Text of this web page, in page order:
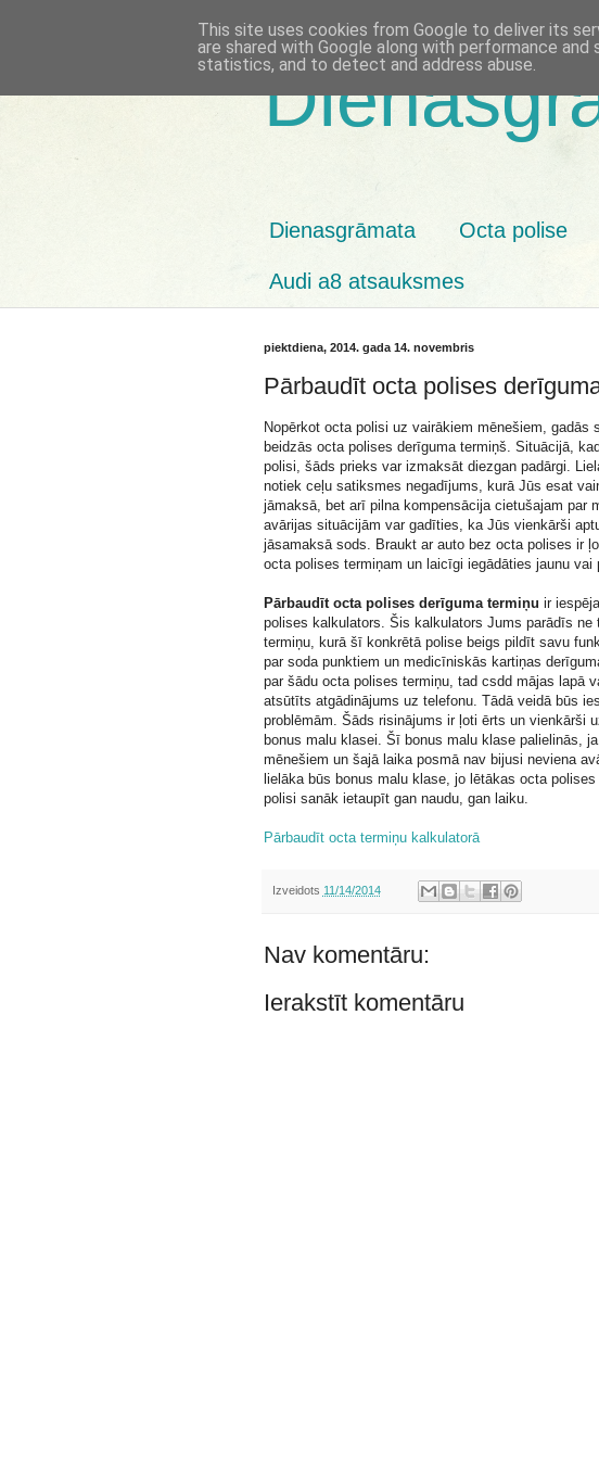
Dienasgrāmata Octa polise
Audi a8 atsauksmes
piektdiena, 2014. gada 14. novembris
Pārbaudīt octa polises
Nopērkot octa polisi uz vairākiem mēnešiem,
beidzās octa polises derīguma termiņš. Situācijā,
polisi, šāds prieks var izmaksāt diezgan padārgi.
notiek ceļu satiksmes negadījums, kurā Jūs esat
jāmaksā, bet arī pilna kompensācija cietušajam par
avārijas situācijām var gadīties, ka Jūs vienkārši
jāsamaksā sods. Braukt ar auto bez octa polises ir
octa polises termiņam un laicīgi iegādāties jaunu vai
Pārbaudīt octa polises derīguma termiņu ir
polises kalkulators. Šis kalkulators Jums parādīs
termiņu, kurā šī konkrētā polise beigs pildīt savu
par soda punktiem un medicīniskās kartiņas
par šādu octa polises termiņu, tad csdd mājas lapā
atsūtīts atgādinājums uz telefonu. Tādā veidā būs
problēmām. Šāds risinājums ir ļoti ērts un vienkārši
bonus malu klasei. Šī bonus malu klase palielinās,
mēnešiem un šajā laika posmā nav bijusi neviena
lielāka būs bonus malu klase, jo lētākas octa
polisi sanāk ietaupīt gan naudu, gan laiku.
Pārbaudīt octa termiņu kalkulatorā
Izveidots 11/14/2014
Nav komentāru:
Ierakstīt komentāru
This site uses cookies from Google to deliver its
are shared with Google along with performance
statistics, and to detect and address abuse.